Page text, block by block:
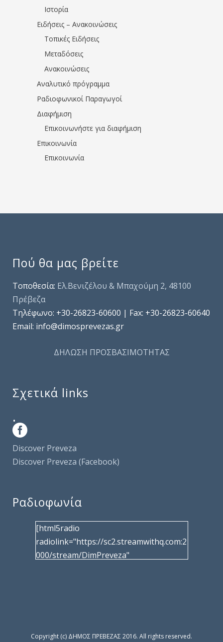
Ιστορία
Ειδήσεις – Ανακοινώσεις
Τοπικές Ειδήσεις
Μεταδόσεις
Ανακοινώσεις
Αναλυτικό πρόγραμμα
Ραδιοφωνικοί Παραγωγοί
Διαφήμιση
Επικοινωνήστε για διαφήμιση
Επικοινωνία
Επικοινωνία
Πού θα μας βρείτε
Τοποθεσία: Ελ.Βενιζέλου & Μπαχούμη 2, 48100
Πρέβεζα
Τηλέφωνo: +30-26823-60600 | Fax: +30-26823-60640
Email: info@dimosprevezas.gr
ΔΗΛΩΣΗ ΠΡΟΣΒΑΣΙΜΟΤΗΤΑΣ
Σχετικά links
.
Discover Preveza
Discover Preveza (Facebook)
Ραδιοφωνία
[html5radio
radiolink="https://sc2.streamwithq.com:2
000/stream/DimPreveza"
facebook="https://www.facebook.com/%
Copyright (c) ΔΗΜΟΣ ΠΡΕΒΕΖΑΣ 2016. All rights reserved.